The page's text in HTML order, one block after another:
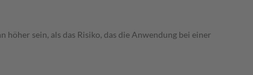
sein, als das Risiko, das die Anwendung bei einer